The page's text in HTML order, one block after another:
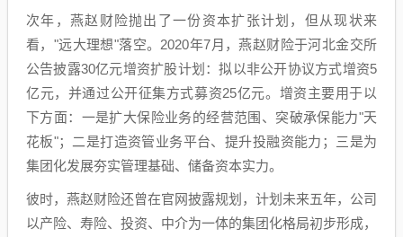
次年，燕赵财险抛出了一份资本扩张计划，但从现状来
看，"远大理想"落空。2020年7月，燕赵财险于河北金交所
公告披露30亿元增资扩股计划：拟以非公开协议方式增资5
亿元，并通过公开征集方式募资25亿元。增资主要用于以
下方面：一是扩大保险业务的经营范围、突破承保能力"天
花板"；二是打造资管业务平台、提升投融资能力；三是为
集团化发展夯实管理基础、储备资本实力。
彼时，燕赵财险还曾在官网披露规划，计划未来五年，公司
以产险、寿险、投资、中介为一体的集团化格局初步形成，